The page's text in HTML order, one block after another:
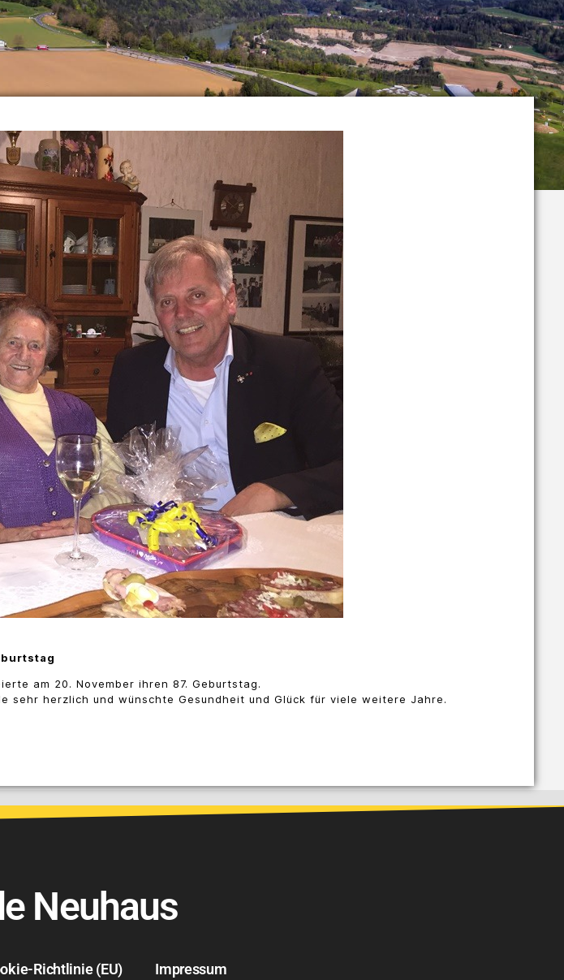
am 20. November ihren 87. Geburtstag.
sehr herzlich und wünschte Gesundheit und Glück für viele weitere Jahre.
Neuhaus
Richtlinie (EU) Impressum